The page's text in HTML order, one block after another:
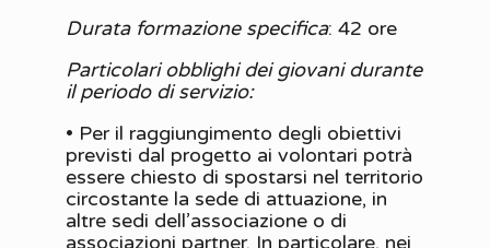
Durata formazione specifica: 42 ore
Particolari obblighi dei giovani durante
il periodo di servizio:
• Per il raggiungimento degli obiettivi
previsti dal progetto ai volontari potrà
essere chiesto di spostarsi nel territorio
circostante la sede di attuazione, in
altre sedi dell’associazione o di
associazioni partner. In particolare, nei